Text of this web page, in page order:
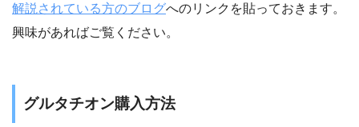
解説されている方のブログへのリンクを貼っておきます。
興味があればご覧ください。
グルタチオン購入方法